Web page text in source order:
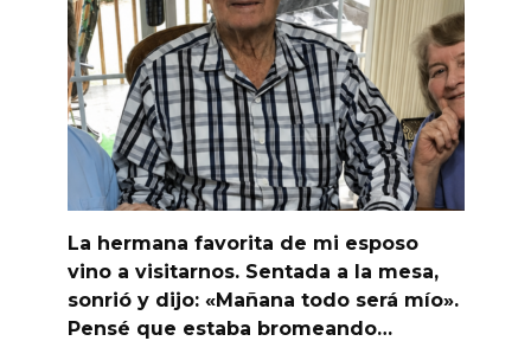
La hermana favorita de mi esposo
vino a visitarnos. Sentada a la mesa,
sonrió y dijo: «Mañana todo será mío».
Pensé que estaba bromeando…